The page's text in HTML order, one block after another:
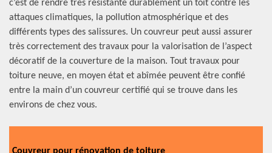
c’est de rendre très résistante durablement un toit contre les
attaques climatiques, la pollution atmosphérique et des
différents types des salissures. Un couvreur peut aussi assurer
très correctement des travaux pour la valorisation de l’aspect
décoratif de la couverture de la maison. Tout travaux pour
toiture neuve, en moyen état et abîmée peuvent être confié
entre la main d’un couvreur certifié qui se trouve dans les
environs de chez vous.
Couvreur pour rénovation de toiture